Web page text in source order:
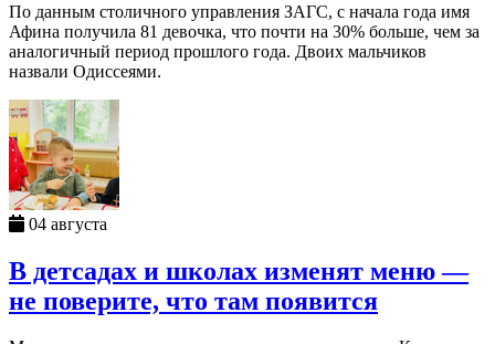
По данным столичного управления ЗАГС, с начала года имя
Афина получила 81 девочка, что почти на 30% больше, чем за
аналогичный период прошлого года. Двоих мальчиков
назвали Одиссеями.
04 августа
В детсадах и школах изменят меню —
не поверите, что там появится